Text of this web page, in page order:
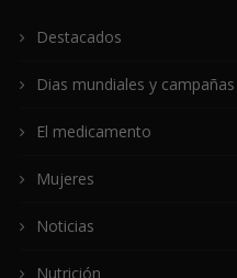
Destacados
Dias mundiales y campañas
El medicamento
Mujeres
Noticias
Nutrición